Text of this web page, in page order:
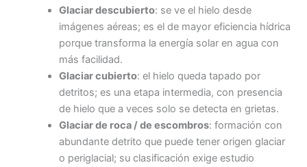
Glaciar descubierto: se ve el hielo desde
imágenes aéreas; es el de mayor eficiencia hídrica
porque transforma la energía solar en agua con
más facilidad.
Glaciar cubierto: el hielo queda tapado por
detritos; es una etapa intermedia, con presencia
de hielo que a veces solo se detecta en grietas.
Glaciar de roca / de escombros: formación con
abundante detrito que puede tener origen glaciar
o periglacial; su clasificación exige estudio